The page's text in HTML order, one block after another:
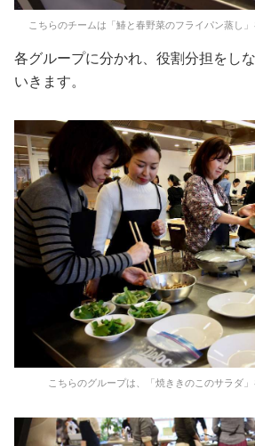
こちらのチームは「鰆と春野菜のフライパン蒸し
各グループに分かれ、役割分担をし
いきます。
こちらのグループは、「焼ききのこのサラダ」